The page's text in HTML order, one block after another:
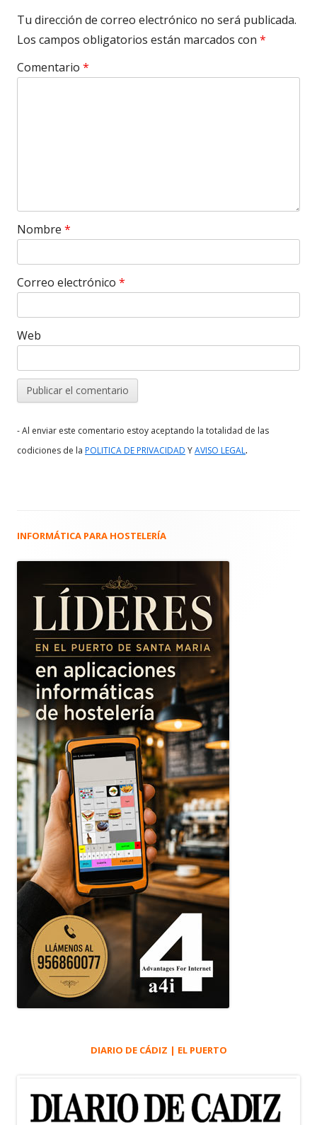
Tu dirección de correo electrónico no será publicada.
Los campos obligatorios están marcados con *
Comentario *
Nombre *
Correo electrónico *
Web
- Al enviar este comentario estoy aceptando la totalidad de las
codiciones de la POLITICA DE PRIVACIDAD YAVISO LEGAL.
Barra
principal
INFORMÁTICA PARA HOSTELERÍA
DIARIO DE CÁDIZ | EL PUERTO